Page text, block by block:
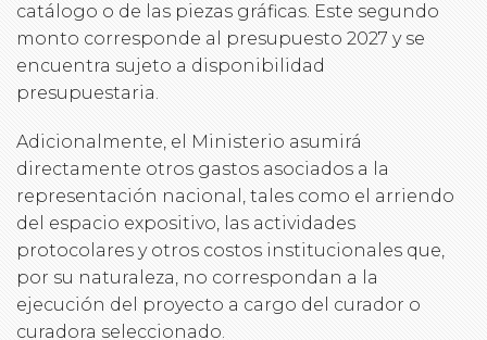
catálogo o de las piezas gráficas. Este segundo
monto corresponde al presupuesto 2027 y se
encuentra sujeto a disponibilidad
presupuestaria.
Adicionalmente, el Ministerio asumirá
directamente otros gastos asociados a la
representación nacional, tales como el arriendo
del espacio expositivo, las actividades
protocolares y otros costos institucionales que,
por su naturaleza, no correspondan a la
ejecución del proyecto a cargo del curador o
curadora seleccionado.